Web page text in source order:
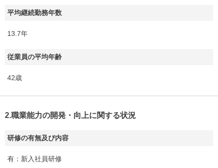
平均継続勤務年数
13.7年
従業員の平均年齢
42歳
2.職業能力の開発・向上に関する状況
研修の有無及び内容
有：新入社員研修